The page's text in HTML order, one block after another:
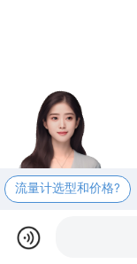
流量计选型和价格?